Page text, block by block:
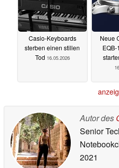
Casio-Keyboards
sterben einen stillen
Tod 16.05.2026
Neue
Autor des
Senior
2021